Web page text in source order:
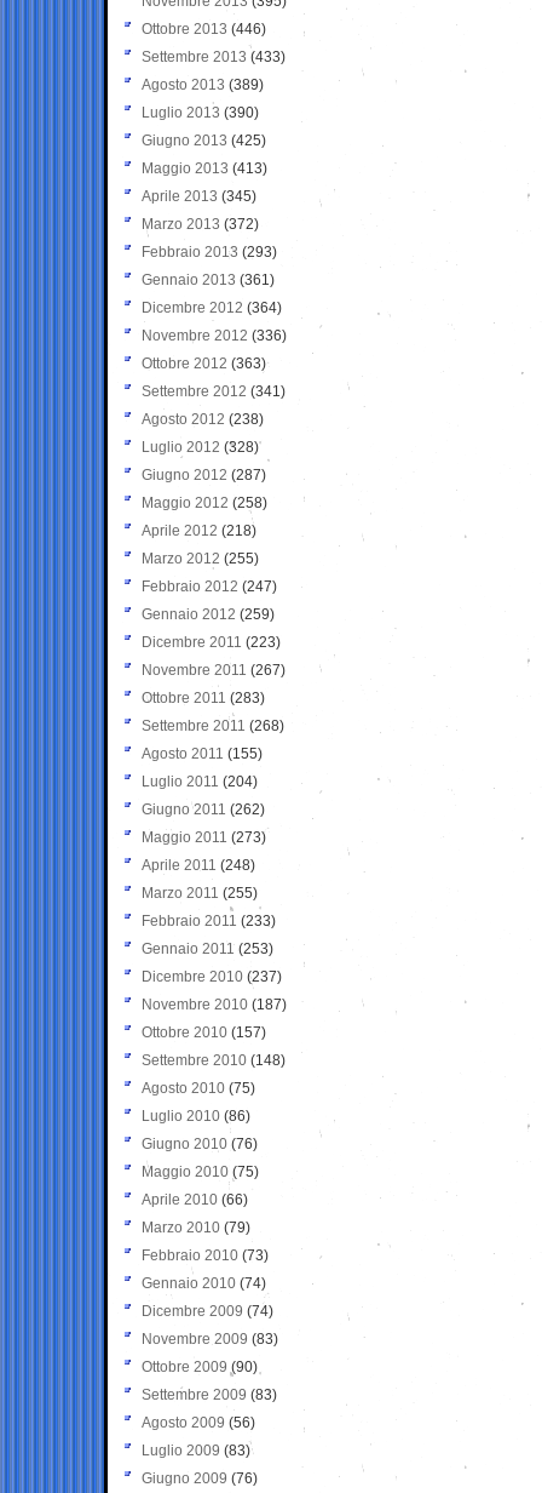
Ottobre 2013 (446)
Settembre 2013 (433)
Agosto 2013 (389)
Luglio 2013 (390)
Giugno 2013 (425)
Maggio 2013 (413)
Aprile 2013 (345)
Marzo 2013 (372)
Febbraio 2013 (293)
Gennaio 2013 (361)
Dicembre 2012 (364)
Novembre 2012 (336)
Ottobre 2012 (363)
Settembre 2012 (341)
Agosto 2012 (238)
Luglio 2012 (328)
Giugno 2012 (287)
Maggio 2012 (258)
Aprile 2012 (218)
Marzo 2012 (255)
Febbraio 2012 (247)
Gennaio 2012 (259)
Dicembre 2011 (223)
Novembre 2011 (267)
Ottobre 2011 (283)
Settembre 2011 (268)
Agosto 2011 (155)
Luglio 2011 (204)
Giugno 2011 (262)
Maggio 2011 (273)
Aprile 2011 (248)
Marzo 2011 (255)
Febbraio 2011 (233)
Gennaio 2011 (253)
Dicembre 2010 (237)
Novembre 2010 (187)
Ottobre 2010 (157)
Settembre 2010 (148)
Agosto 2010 (75)
Luglio 2010 (86)
Giugno 2010 (76)
Maggio 2010 (75)
Aprile 2010 (66)
Marzo 2010 (79)
Febbraio 2010 (73)
Gennaio 2010 (74)
Dicembre 2009 (74)
Novembre 2009 (83)
Ottobre 2009 (90)
Settembre 2009 (83)
Agosto 2009 (56)
Luglio 2009 (83)
Giugno 2009 (76)